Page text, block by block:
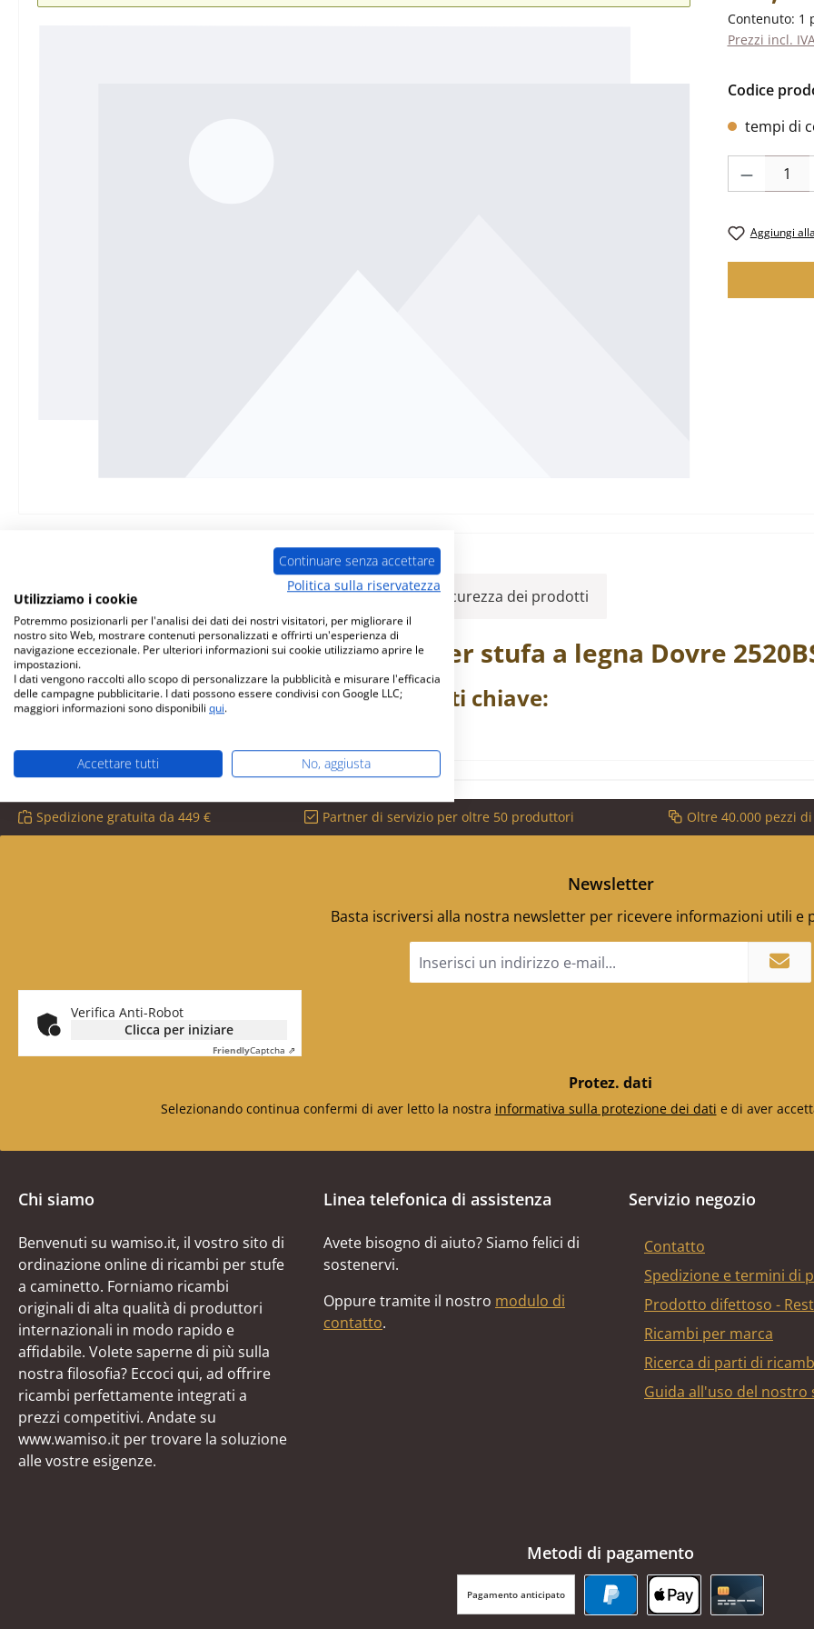
Contenuto: 1
Prezzi incl.
Codice
tempi di
Quantità
Aggiungi
Descrizione Informazioni sulla sicurezza dei prodotti
originaleventilatorea sinistra per stufa a legna Dovre
Dovre2520BS ventilatorea sinistra dati chiave:
Spedizione gratuita da 449 € Partner di servizio per oltre 50 produttori Oltre 40.000 pezzi
Newsletter
Basta iscriversi alla nostra newsletter per ricevere informazioni utili e
e-
Verifica Anti-Robot
Clicca per iniziare
FriendlyCaptcha ⇗
Protez. dati
Selezionando continua confermi di aver letto la nostra informativa sulla protezione dei dati e di aver
Chi siamo
Benvenuti su wamiso.it, il vostro sito di
ordinazione online di ricambi per stufe
a caminetto. Forniamo ricambi
originali di alta qualità di produttori
internazionali in modo rapido e
affidabile. Volete saperne di più sulla
nostra filosofia? Eccoci qui, ad offrire
ricambi perfettamente integrati a
prezzi competitivi. Andate su
www.wamiso.it per trovare la soluzione
alle vostre esigenze.
Linea telefonica di assistenza
Avete bisogno di aiuto? Siamo felici di
sostenervi.
Oppure tramite il nostro modulo di
contatto.
Servizio negozio
Contatto
Spedizione e termini di
Prodotto difettoso -
Ricambi per marca
Ricerca di parti di
Guida all'uso del nostro
Metodi di pagamento
Pagamento anticipato
Continuare senza accettare
Politica sulla riservatezza
Utilizziamo i cookie
Potremmo posizionarli per l'analisi dei dati dei nostri visitatori, per migliorare il
nostro sito Web, mostrare contenuti personalizzati e offrirti un'esperienza di
navigazione eccezionale. Per ulteriori informazioni sui cookie utilizziamo aprire le
impostazioni.
I dati vengono raccolti allo scopo di personalizzare la pubblicità e misurare l'efficacia
delle campagne pubblicitarie. I dati possono essere condivisi con Google LLC;
maggiori informazioni sono disponibili qui.
Accettare tutti No, aggiusta